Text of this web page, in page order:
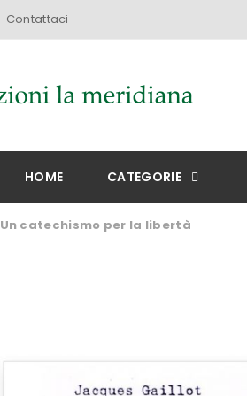
Contattaci
HOME CATEGORIE
Un catechismo per la libertà